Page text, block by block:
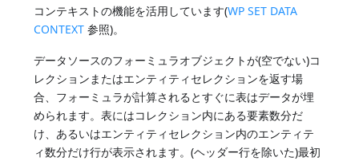
コンテキストの機能を活用しています(WP SET DATA
CONTEXT 参照)。
データソースのフォーミュラオブジェクトが(空でない)コ
レクションまたはエンティティセレクションを返す場
合、フォーミュラが計算されるとすぐに表はデータが埋
められます。表にはコレクション内にある要素数分だ
け、あるいはエンティティセレクション内のエンティテ
ィ数分だけ行が表示されます。(ヘッダー行を除いた)最初